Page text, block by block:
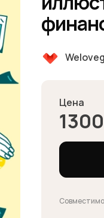
Цена
1300
Совместимо